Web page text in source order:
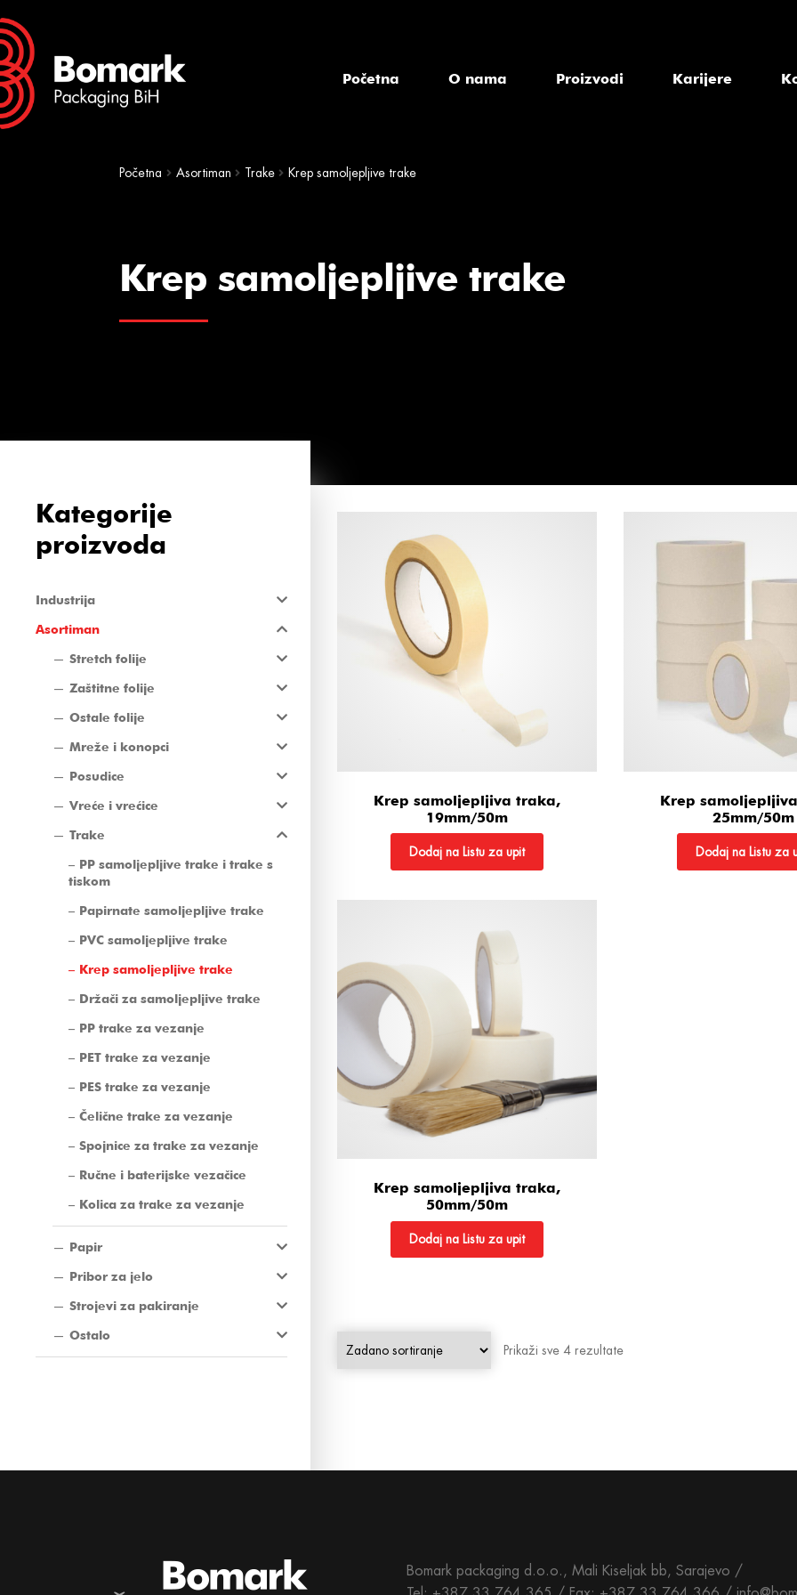
Skip
to
navigation
Skip
to
content
Početna O nama Proizvodi Karijere
Početna Asortiman Trake Krep samoljepljive trake
Krep samoljepljive trake
Kategorije
proizvoda
Industrija
Asortiman
Stretch folije
Zaštitne folije
Ostale folije
Mreže i konopci
Posudice
Vreće i vrećice
Trake
PP samoljepljive trake i trake s
tiskom
Papirnate samoljepljive trake
PVC samoljepljive trake
Krep samoljepljive trake
Držači za samoljepljive trake
PP trake za vezanje
PET trake za vezanje
PES trake za vezanje
Čelične trake za vezanje
Spojnice za trake za vezanje
Ručne i baterijske vezačice
Kolica za trake za vezanje
Papir
Pribor za jelo
Strojevi za pakiranje
Ostalo
Krep samoljepljiva traka,
19mm/50m
Dodaj na Listu za upit
Krep
25mm/50m
Dodaj na Listu za
Krep samoljepljiva traka,
50mm/50m
Dodaj na Listu za upit
Prikaži sve 4 rezultate
Bomark packaging d.o.o., Mali Kiseljak bb, Sarajevo /